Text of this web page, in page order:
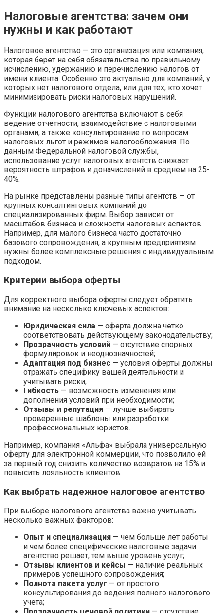
Налоговые агентства: зачем они
нужны и как работают
Налоговое агентство — это организация или компания,
которая берет на себя обязательства по правильному
исчислению, удержанию и перечислению налогов от
имени клиента. Особенно это актуально для компаний, у
которых нет налогового отдела, или для тех, кто хочет
минимизировать риски налоговых нарушений.
Функции налогового агентства включают в себя
ведение отчетности, взаимодействие с налоговыми
органами, а также консультирование по вопросам
налоговых льгот и режимов налогообложения. По
данным Федеральной налоговой службы,
использование услуг налоговых агентств снижает
вероятность штрафов и доначислений в среднем на 25-
40%.
На рынке представлены разные типы агентств — от
крупных консалтинговых компаний до
специализированных фирм. Выбор зависит от
масштабов бизнеса и сложности налоговых аспектов.
Например, для малого бизнеса часто достаточно
базового сопровождения, а крупным предприятиям
нужны более комплексные решения с индивидуальным
подходом.
Критерии выбора оферты
Для корректного выбора оферты следует обратить
внимание на несколько ключевых аспектов:
Юридическая сила — оферта должна четко
соответствовать действующему законодательству;
Прозрачность условий — отсутствие спорных
формулировок и неоднозначностей;
Адаптация под бизнес — условия оферты должны
отражать специфику вашей деятельности и
учитывать риски;
Гибкость — возможность изменения или
дополнения условий при необходимости;
Отзывы и репутация — лучше выбирать
проверенные шаблоны или разработки
профессиональных юристов.
Например, компания «Альфа» выбрала универсальную
оферту для электронной коммерции, что позволило ей
за первый год снизить количество возвратов на 15% и
повысить лояльность клиентов.
Как выбрать надежное налоговое агентство
При выборе налогового агентства важно учитывать
несколько важных факторов:
Опыт и специализация — чем больше лет работы
и чем более специфические налоговые задачи
агентство решает, тем выше уровень услуг;
Отзывы клиентов и кейсы — наличие реальных
примеров успешного сопровождения;
Полнота пакета услуг — от простого
консультирования до ведения полного налогового
учета;